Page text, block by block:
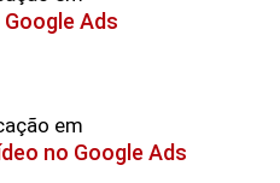
Google Ads
em
no Google Ads